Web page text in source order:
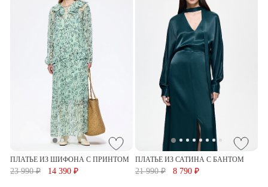
ПЛАТЬЕ ИЗ ШИФОНА С ПРИНТОМ
23 990 ₽ 14 390 ₽
ПЛАТЬЕ ИЗ САТИНА С БАНТОМ
21 990 ₽ 8 790 ₽